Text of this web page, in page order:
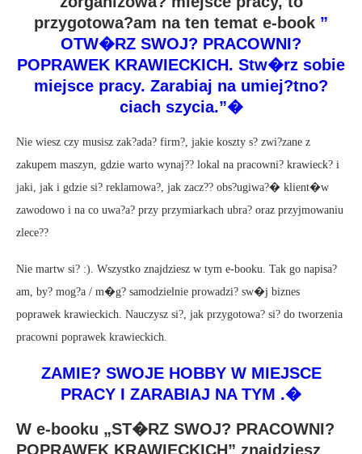
przygotowa?am na ten temat e-book ”
OTW�RZ SWOJ? PRACOWNI?
POPRAWEK KRAWIECKICH. Stw�rz sobie
miejsce pracy. Zarabiaj na umiej?tno?
ciach szycia.”�
Nie wiesz czy musisz zak?ada? firm?, jakie koszty s? zwi?zane z
zakupem maszyn, gdzie warto wynaj?? lokal na pracowni? krawieck? i
jaki, jak i gdzie si? reklamowa?, jak zacz?? obs?ugiwa?� klient�w
zawodowo i na co uwa?a? przy przymiarkach ubra? oraz przyjmowaniu
zlece??
Nie martw si? :). Wszystko znajdziesz w tym e-booku. Tak go napisa?
am, by? mog?a / m�g? samodzielnie prowadzi? sw�j biznes
poprawek krawieckich. Nauczysz si?, jak przygotowa? si? do tworzenia
pracowni poprawek krawieckich.
ZAMIE? SWOJE HOBBY W MIEJSCE
PRACY I ZARABIAJ NA TYM .�
W e-booku „ST�RZ SWOJ? PRACOWNI?
POPRAWEK KRAWIECKICH” znajdziesz